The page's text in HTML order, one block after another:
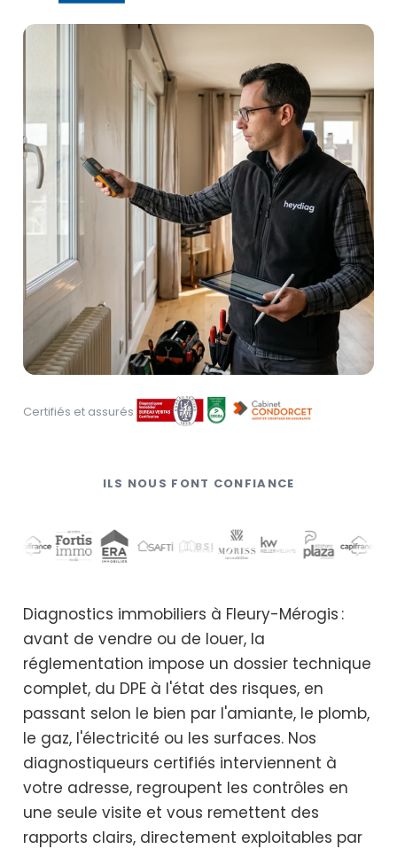
Certifiés et assurés
ILS NOUS FONT CONFIANCE
Diagnostics immobiliers à Fleury-Mérogis :
avant de vendre ou de louer, la
réglementation impose un dossier technique
complet, du DPE à l'état des risques, en
passant selon le bien par l'amiante, le plomb,
le gaz, l'électricité ou les surfaces. Nos
diagnostiqueurs certifiés interviennent à
votre adresse, regroupent les contrôles en
une seule visite et vous remettent des
rapports clairs, directement exploitables par